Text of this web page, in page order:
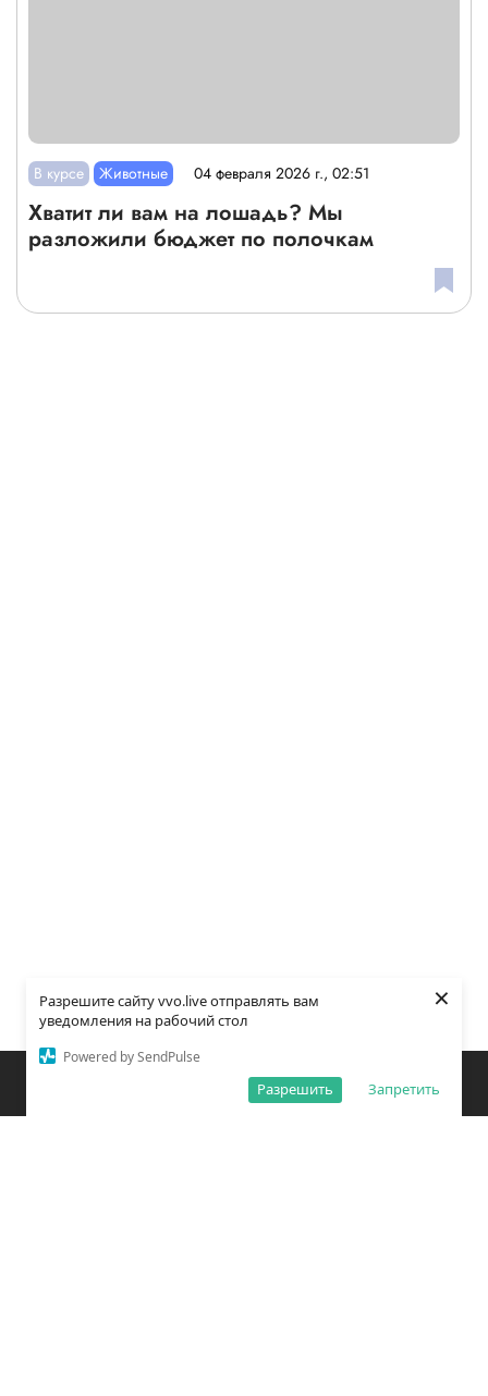
Разрешите сайту vvo.live отправлять вам
уведомления на рабочий стол
Powered by SendPulse
Запретить
Разрешить
×
Закладки Поиск Открыть меню
В курсе Животные 04 февраля 2026 г., 02:51
Хватит ли вам на лошадь? Мы
разложили бюджет по полочкам